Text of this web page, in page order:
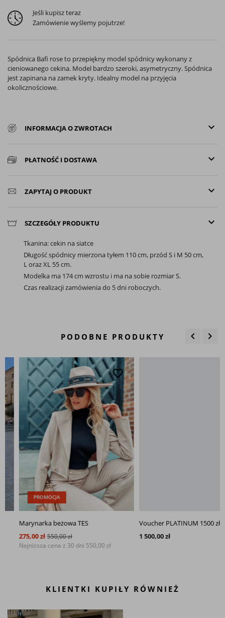
Jeśli kupisz teraz
Zamówienie wyślemy pojutrze!
Spódnica Bafi rose to przepiękny model spódnicy wykonany z
cieniowanego cekina. Model bardzo szeroki, asymetryczny. Spódnica
jest zapinana na zamek kryty. Idealny model na przyjęcia
okolicznościowe.
keyboard_arrow_down
INFORMACJA O ZWROTACH
keyboard_arrow_down
PŁATNOŚĆ I DOSTAWA
keyboard_arrow_down
ZAPYTAJ O PRODUKT
keyboard_arrow_down
SZCZEGÓŁY PRODUKTU
Tkanina: cekin na siatce
Długość spódnicy mierzona tyłem 110 cm, przód S i M 50 cm,
L oraz XL 55 cm.
Modelka ma 174 cm wzrostu i ma na sobie rozmiar S.
Czas realizacji zamówienia do 5 dni roboczych.
PODOBNE PRODUKTY keyboard_arrow_left keyboard_arrow_right
PROMOCJA
favorite_border
Marynarka beżowa TES
275,00 zł 550,00 zł
Najniższa cena z 30 dni 550,00 zł
Voucher PLATINUM 1500 zł
1 500,00 zł
KLIENTKI KUPIŁY RÓWNIEŻ